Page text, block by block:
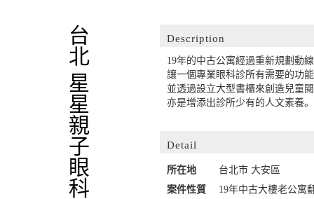
台北 星星親子眼科 Description
19年的中古公寓經過重新規劃動
讓一個專業眼科診所有需要的功
並透過設立大型書櫃來創造兒童
亦是增添出診所少有的人文素養。
Detail
所在地
台北市 大安區
案件性質
19年中古大樓老公寓